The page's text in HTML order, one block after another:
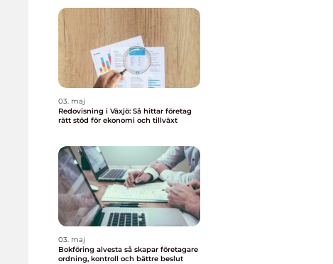
03. maj
Redovisning i Växjö: Så hittar företag
rätt stöd för ekonomi och tillväxt
03. maj
Bokföring alvesta så skapar företagare
ordning, kontroll och bättre beslut